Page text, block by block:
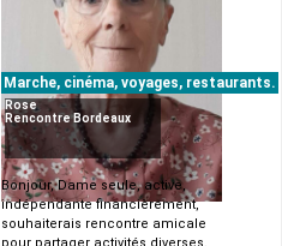
Marche, cinéma, voyages, restaurants.
Rose
Rencontre Bordeaux
Bonjour, Dame seule, active,
indépendante financièrement,
souhaiterais rencontre amicale